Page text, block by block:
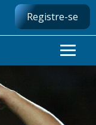
Registre-se